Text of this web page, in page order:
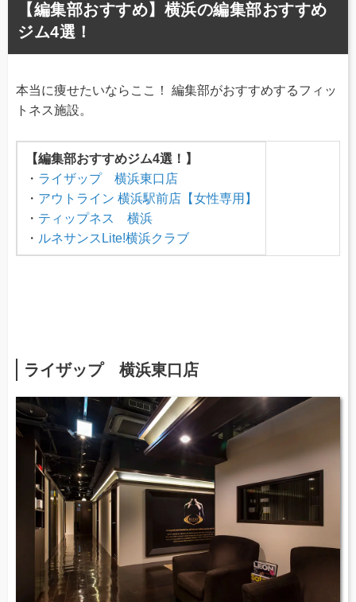
【編集部おすすめ】横浜の編集部おすすめ
ジム4選！
本当に痩せたいならここ！ 編集部がおすすめするフィッ
トネス施設。
【編集部おすすめジム4選！】
・ ライザップ 横浜東口店
・ アウトライン 横浜駅前店【女性専用】
・ ティップネス 横浜
・ ルネサンスLite!横浜クラブ
ライザップ 横浜東口店